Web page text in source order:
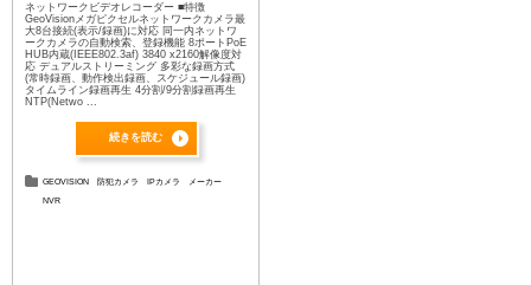
ネットワークビデオレコーダー ■特徴
GeoVisionメガピクセルネットワークカメラ最
大8台接続(表示/録画)に対応 同一内ネットワ
ークカメラの自動検索、登録機能 8ポートPoE
HUB内蔵(IEEE802.3af) 3840 x2160解像度対
応 デュアルストリーミング 多彩な録画方式
(常時録画、動作検出録画、スケジュール録画)
タイムライン録画再生 4分割/9分割録画再生
NTP(Netwo ...
続きを読む
GEOVISION 防犯カメラ IPカメラ メーカー
NVR